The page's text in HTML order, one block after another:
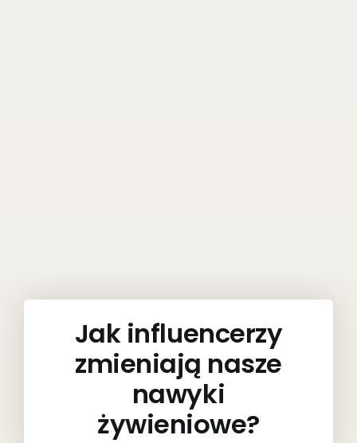
Jak influencerzy
zmieniają nasze
nawyki
żywieniowe?